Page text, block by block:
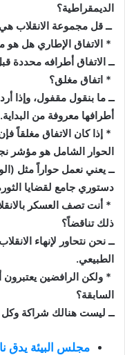
الديمقراطية؟
ــ قل مجموعة الانقلاب هي
* الاتفاق الإطاري هل هو
ــ الاتفاق أطرافه محددة
* اتفاق مغلق؟
ــ ما بنقول مقفول، وإذا
أطرافها معروفة من
* إذا كان الاتفاق مغلقاً
الحوار الشامل هو مؤشر
ــ يعني نعمل حواراً مثل
دستوري جامع لقضايا
* أنت تصف العسكر
ذلك تناقضاً؟
ــ نحن نتحاور لإنهاء
الطبيعي.
* ولكن الرافضين يعتبرون
السابقة؟
ــ ليست هنالك شراكة
مجلس البيئة يدق